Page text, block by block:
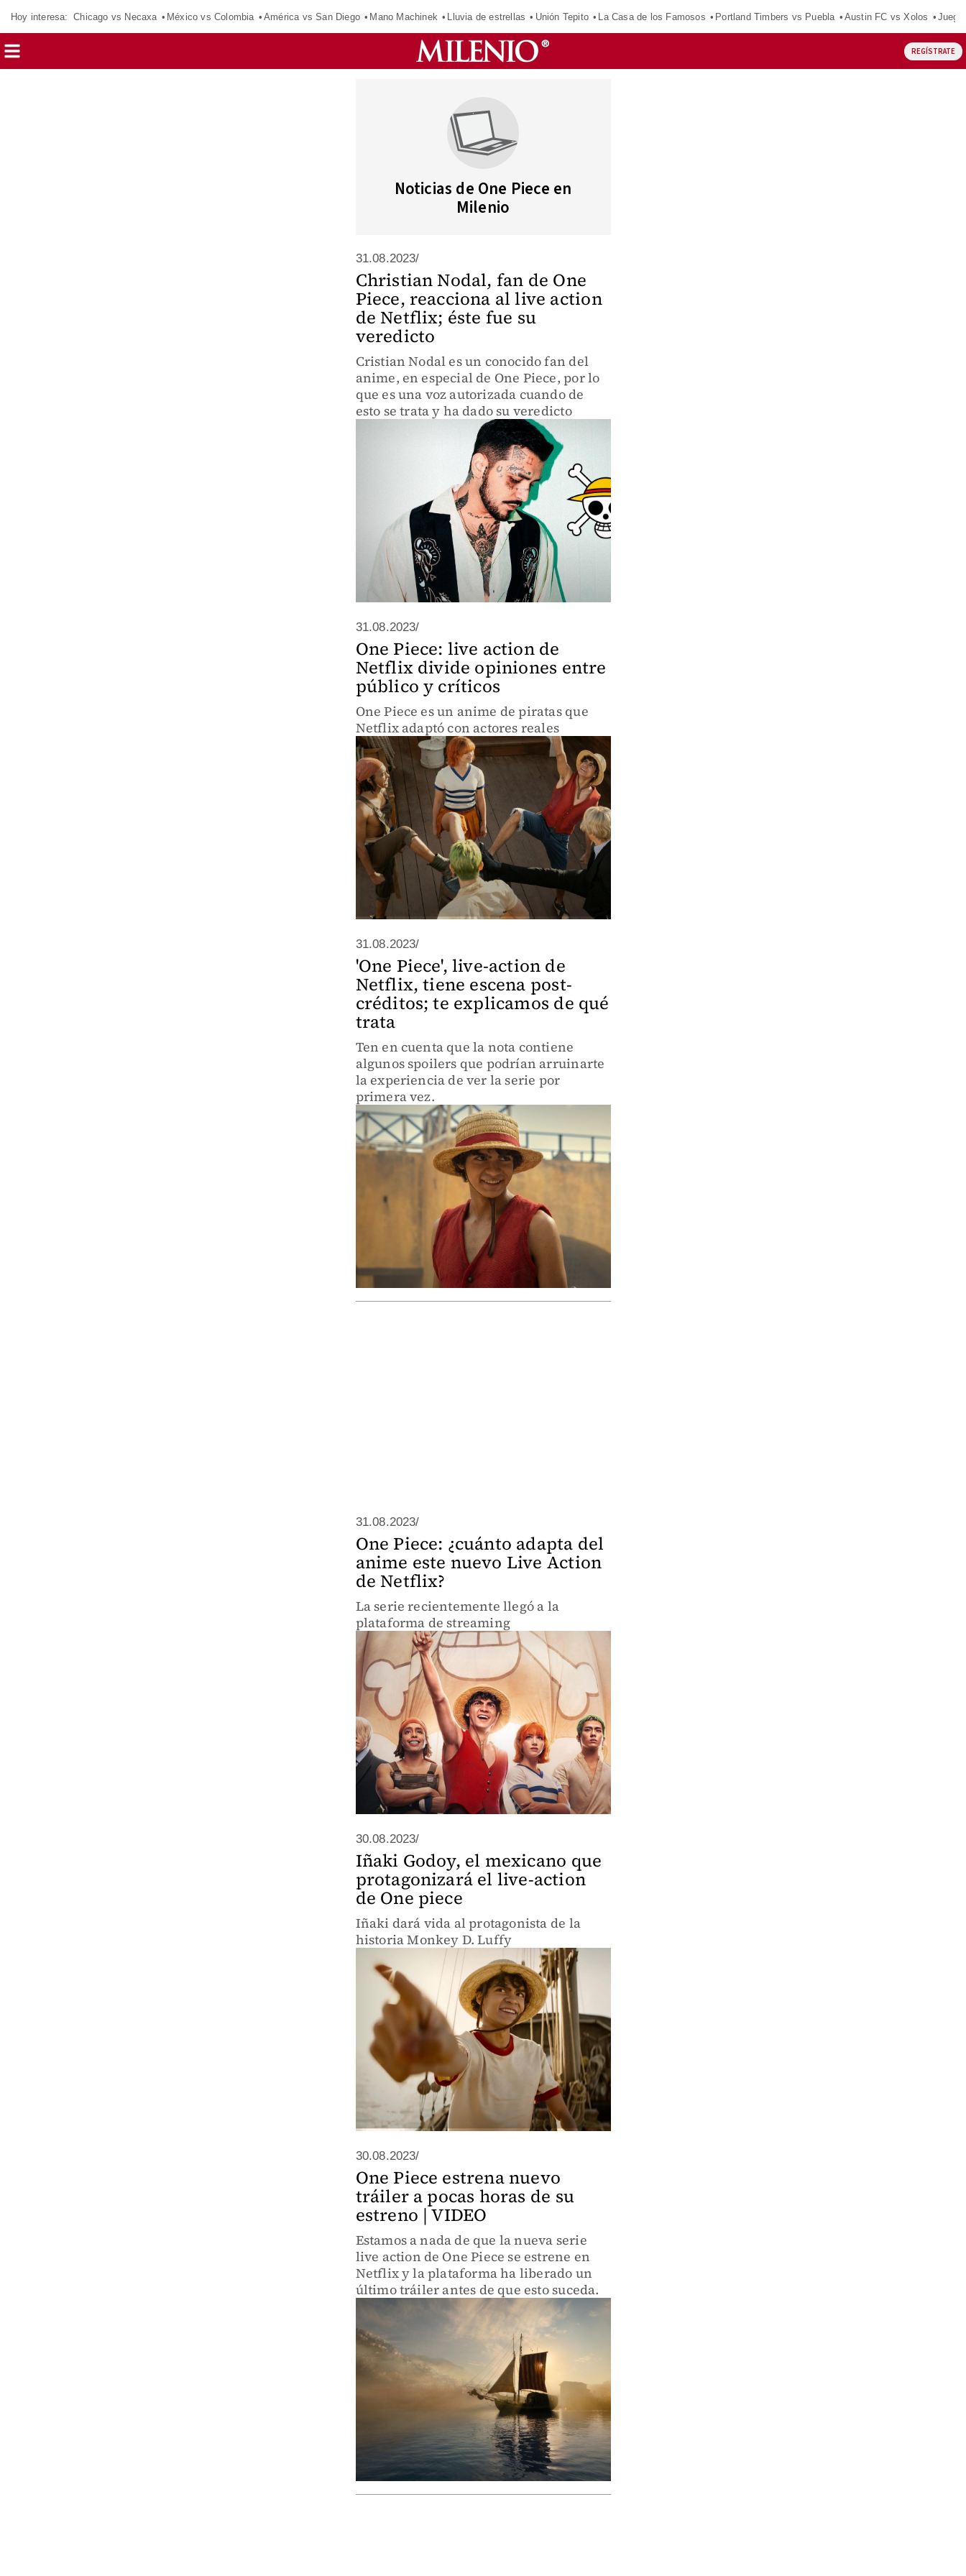
Hoy interesa: Chicago vs Necaxa México vs Colombia América vs San Diego Mano Machinek Lluvia de estrellas Unión Tepito La Casa de los Famosos Portland Timbers vs Puebla Austin FC vs Xolos
REGÍSTRATE
Noticias de One Piece en
Milenio
31.08.2023/
Christian Nodal, fan de One
Piece, reacciona al live action
de Netflix; éste fue su
veredicto
Cristian Nodal es un conocido fan del
anime, en especial de One Piece, por lo
que es una voz autorizada cuando de
esto se trata y ha dado su veredicto
31.08.2023/
One Piece: live action de
Netflix divide opiniones entre
público y críticos
One Piece es un anime de piratas que
Netflix adaptó con actores reales
31.08.2023/
'One Piece', live-action de
Netflix, tiene escena post-
créditos; te explicamos de qué
trata
Ten en cuenta que la nota contiene
algunos spoilers que podrían arruinarte
la experiencia de ver la serie por
primera vez.
31.08.2023/
One Piece: ¿cuánto adapta del
anime este nuevo Live Action
de Netflix?
La serie recientemente llegó a la
plataforma de streaming
30.08.2023/
Iñaki Godoy, el mexicano que
protagonizará el live-action
de One piece
Iñaki dará vida al protagonista de la
historia Monkey D. Luffy
30.08.2023/
One Piece estrena nuevo
tráiler a pocas horas de su
estreno | VIDEO
Estamos a nada de que la nueva serie
live action de One Piece se estrene en
Netflix y la plataforma ha liberado un
último tráiler antes de que esto suceda.